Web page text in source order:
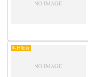
即日融資